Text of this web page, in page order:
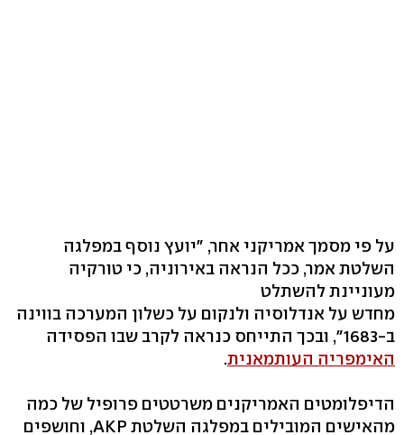
על פי מסמך אמריקני אחר, "יועץ נוסף במפלגה
השלטת אמר, ככל הנראה באירוניה, כי טורקיה
מעוניינת להשתלט
מחדש על אנדלוסיה ולנקום על כשלון המערכה בווינה
ב-1683", ובכך התייחס כנראה לקרב שבו הפסידה
האימפריה העותמאנית.
הדיפלומטים האמריקנים משרטטים פרופיל של כמה
מהאישים המובילים במפלגה השלטת AKP, וחושפים